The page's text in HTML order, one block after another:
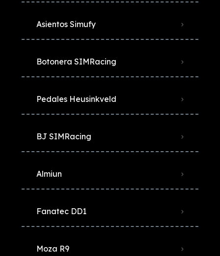
Asientos Simufy
Botonera SIMRacing
Pedales Heusinkveld
BJ SIMRacing
Almiun
Fanatec DD1
Moza R9